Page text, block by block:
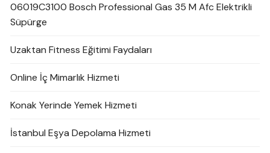
06019C3100 Bosch Professional Gas 35 M Afc Elektrikli
Süpürge
Uzaktan Fitness Eğitimi Faydaları
Online İç Mimarlık Hizmeti
Konak Yerinde Yemek Hizmeti
İstanbul Eşya Depolama Hizmeti